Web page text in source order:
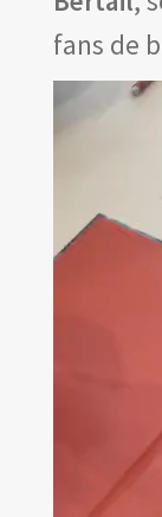
fans de